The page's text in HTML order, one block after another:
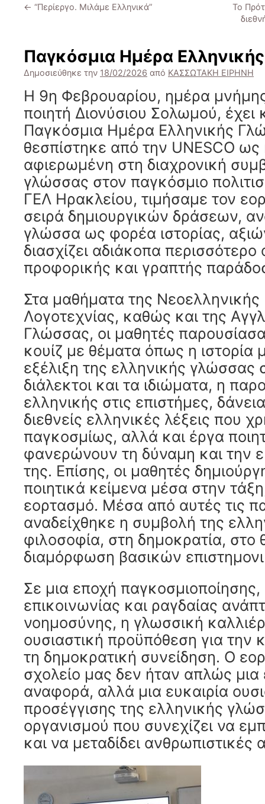
← “Περίεργο. Μιλάμε Ελληνικά”
Το
Παγκόσμια Ημέρα
Δημοσιεύθηκε την 18/02/2026 από ΚΑΣΣΩΤΑΚΗ ΕΙΡΗΝΗ
Η 9η Φεβρουαρίου, ημέρα
ποιητή Διονύσιου Σολωμού, έχει
Παγκόσμια Ημέρα Ελληνικής
θεσπίστηκε από την UNESCO
αφιερωμένη στη διαχρονική
γλώσσας στον παγκόσμιο
ΓΕΛ Ηρακλείου, τιμήσαμε τον
σειρά δημιουργικών δράσεων,
γλώσσα ως φορέα ιστορίας,
διασχίζει αδιάκοπα περισσότερο
προφορικής και γραπτής
Στα μαθήματα της
Λογοτεχνίας, καθώς και της
Γλώσσας, οι μαθητές
κουίζ με θέματα όπως η ιστορία
εξέλιξη της ελληνικής γλώσσας
διάλεκτοι και τα ιδιώματα, η
ελληνικής στις επιστήμες,
διεθνείς ελληνικές λέξεις που
παγκοσμίως, αλλά και έργα
φανερώνουν τη δύναμη και την
της. Επίσης, οι μαθητές
ποιητικά κείμενα μέσα στην
εορτασμό. Μέσα από αυτές τις
αναδείχθηκε η συμβολή της
φιλοσοφία, στη δημοκρατία, στο
διαμόρφωση βασικών
Σε μια εποχή
επικοινωνίας και ραγδαίας
νοημοσύνης, η γλωσσική
ουσιαστική προϋπόθεση για την
τη δημοκρατική συνείδηση. Ο
σχολείο μας δεν ήταν απλώς μια
αναφορά, αλλά μια ευκαιρία
προσέγγισης της ελληνικής
οργανισμού που συνεχίζει να
και να μεταδίδει ανθρωπιστικές